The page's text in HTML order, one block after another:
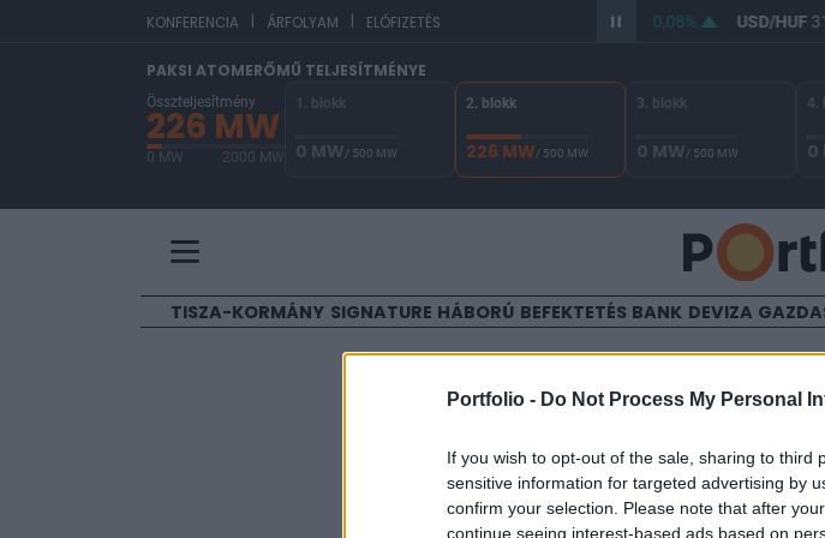
Portfolio - Do Not Process My Personal
If you wish to opt-out of the sale, sharing to third
sensitive information for targeted advertising by
confirm your selection. Please note that after
continue seeing interest-based ads based on
KONFERENCIA | ÁRFOLYAM | ELŐFIZETÉS 365,70 0,08% USD/HUF
PAKSI ATOMERŐMŰ TELJESÍTMÉNYE
Összteljesítmény
226 MW
0 MW 2000 MW
1. blokk
0 MW/ 500 MW
2. blokk
226 MW/ 500 MW
3. blokk
0 MW/ 500 MW
4.
0
TISZA-KORMÁNY SIGNATURE HÁBORÚ BEFEKTETÉS BANK DEVIZA
2004. augusztus 06. 08:56